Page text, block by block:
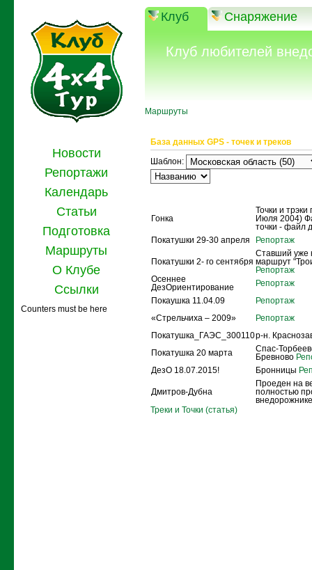
Клуб Снаряжение
Клуб любителей
Маршруты
Новости
Репортажи
Календарь
Статьи
Подготовка
Маршруты
О Клубе
Ссылки
Counters must be here
База данных GPS - точек и треков
Шаблон:
Гонка
Точки и трэки
Июля 2004)
точки - файл
Покатушки 29-30 апреля
Репортаж
Покатушки 2- го сентября
Ставший уже
маршрут
Репортаж
Осеннее
ДезОриентирование
Репортаж
Покаушка 11.04.09
Репортаж
«Стрельчиха – 2009»
Репортаж
Покатушка_ГАЭС_300110р-н.
Покатушка 20 марта
Спас-
Бревново
ДезО 18.07.2015!
Бронницы
Дмитров-Дубна
Проеден на
полностью
Треки и Точки (статья)